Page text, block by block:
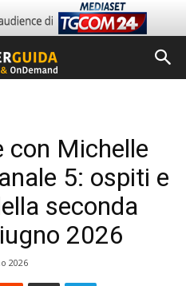
con Michelle
5: ospiti e
seconda
2026
2026